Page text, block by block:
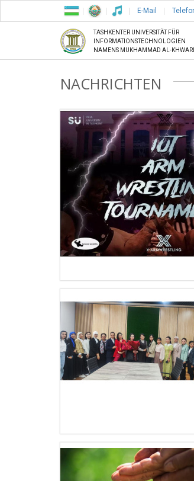
E-Mail
TASHKENTER UNIVERSITÄT FÜR
INFORMATIONSTECHNOLOGIEN
NAMENS MUKHAMMAD AL-
NACHRICHTEN